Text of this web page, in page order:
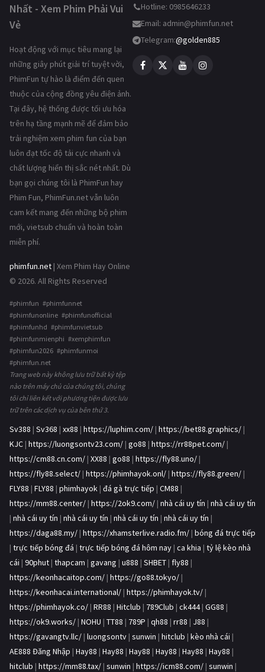
Nhất - Xem Phim Phải Vui
Vẻ
Hoạt động với mục tiêu mang lại
những giây phút giải trí tuyệt vời,
PhimFun tự hào là điểm đến quen
thuộc của cộng đồng yêu điện ảnh.
Tại đây, hệ thống được tối ưu hóa
trên hạ tầng mạnh mẽ để đảm bảo
trải nghiệm xem phim fun của bạn
luôn đạt tốc độ tải cực nhanh và
chất lượng hiển thị sắc nét nhất. Dù
bạn gọi chúng tôi là PhimFun hay
Phim Fun, PhimFun.net vẫn luôn
cam kết mang đến những bộ phim
mới, vietsub chuẩn và hoàn toàn
miễn phí.
phimfun.net | Xem Phim Hay Online
© 2026. All Rights Reserved
#phimfun #phimfunnet
#phimfunonline #phimfunofficial
#phimfunhd #phimfunvietsub
#phimfunmienphi #xemphimfun
#phimfun2026 #phimfunmoi
#phimfun.net
Trang web này không lưu trữ bất kỳ tệp
nào trên máy chủ của chúng tôi, chúng
tôi chỉ liên kết với phương tiện được lưu
trữ trên các dịch vụ của bên thứ 3.
Hotline: 0985646233
Email: admin@phimfun.net
Telegram:@golden885
Sv388 | Sv368 | xx88 | https://luphim.com/ | https://bet88.graphics/ |
KJC | https://luongsontv23.com/ | go88 | https://rr88pet.com/ |
https://cm88.cn.com/ | XX88 | go88 | https://fly88.uno/ |
https://fly88.select/ | https://phimhayok.onl/ | https://fly88.green/ |
FLY88 | FLY88 | phimhayok | đá gà trực tiếp | CM88 |
https://mm88.center/ | https://2ok9.com/ | nhà cái uy tín | nhà cái uy tín
| nhà cái uy tín | nhà cái uy tín | nhà cái uy tín | nhà cái uy tín |
https://daga88.my/ | https://xhamsterlive.radio.fm/ | bóng đá trực tiếp
| trực tiếp bóng đá | trực tiếp bóng đá hôm nay | ca khia | tỷ lệ kèo nhà
cái | 90phut | thapcam | gavang | u888 | SHBET | fly88 |
https://keonhacaitop.com/ | https://go88.tokyo/ |
https://keonhacai.international/ | https://phimhayok.tv/ |
https://phimhayok.co/ | RR88 | Hitclub | 789Club | ck444| GG88 |
https://ok9.works/ | NOHU | TT88 | 789P | qh88 | rr88 | J88 |
https://gavangtv.llc/ | luongsontv | sunwin | hitclub | kèo nhà cái |
AE888 Đăng Nhập | Hay88 | Hay88 | Hay88 | Hay88 | Hay88 | Hay88 |
hitclub | https://mm88.tax/ | sunwin | https://icm88.com/ | sunwin |